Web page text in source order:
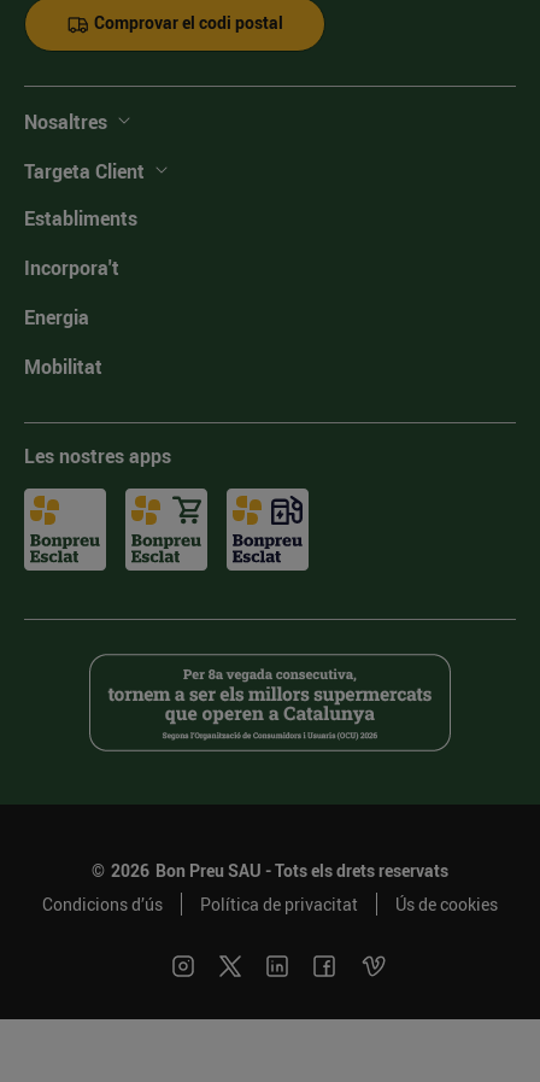
Comprovar el codi postal
Nosaltres
Targeta Client
Establiments
Incorpora't
Energia
Mobilitat
Les nostres apps
© 2026 Bon Preu SAU - Tots els drets reservats
Condicions d’ús
Política de privacitat Ús de cookies